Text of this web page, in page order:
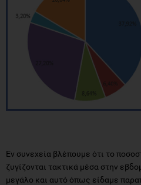
Εν συνεχεία βλέπουμε ότι το
ζυγίζονται τακτικά μέσα στην
μεγάλο και αυτό όπως είδαμε